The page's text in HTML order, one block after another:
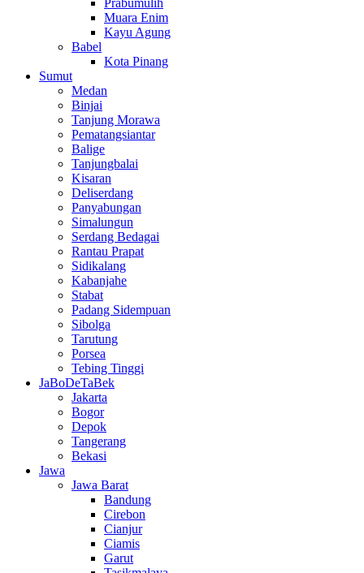
Prabumulih
Muara Enim
Kayu Agung
Babel
Kota Pinang
Sumut
Medan
Binjai
Tanjung Morawa
Pematangsiantar
Balige
Tanjungbalai
Kisaran
Deliserdang
Panyabungan
Simalungun
Serdang Bedagai
Rantau Prapat
Sidikalang
Kabanjahe
Stabat
Padang Sidempuan
Sibolga
Tarutung
Porsea
Tebing Tinggi
JaBoDeTaBek
Jakarta
Bogor
Depok
Tangerang
Bekasi
Jawa
Jawa Barat
Bandung
Cirebon
Cianjur
Ciamis
Garut